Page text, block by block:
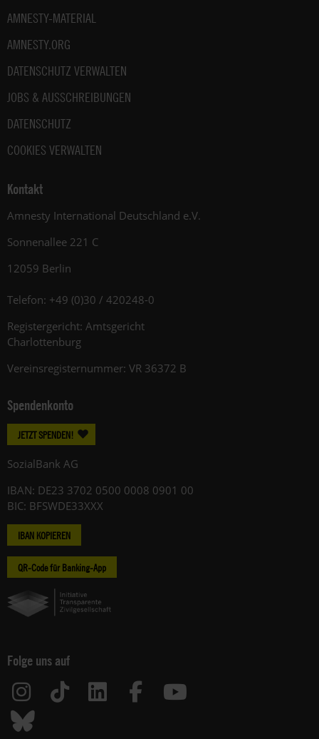
AMNESTY-MATERIAL
AMNESTY.ORG
DATENSCHUTZ VERWALTEN
JOBS & AUSSCHREIBUNGEN
DATENSCHUTZ
COOKIES VERWALTEN
Kontakt
Amnesty International Deutschland e.V.
Sonnenallee 221 C
12059 Berlin
Telefon: +49 (0)30 / 420248-0
Registergericht: Amtsgericht
Charlottenburg
Vereinsregisternummer: VR 36372 B
Spendenkonto
JETZT SPENDEN!
SozialBank AG
IBAN: DE23 3702 0500 0008 0901 00
BIC: BFSWDE33XXX
IBAN KOPIEREN
QR-Code für Banking-App
Folge uns auf